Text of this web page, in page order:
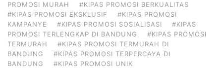
PROMOSI MURAH
#KIPAS PROMOSI BERKUALITAS
#KIPAS PROMOSI EKSKLUSIF
#KIPAS PROMOSI
KAMPANYE
#KIPAS PROMOSI SOSIALISASI
#KIPAS
PROMOSI TERLENGKAP DI BANDUNG
#KIPAS PROMOSI
TERMURAH
#KIPAS PROMOSI TERMURAH DI
BANDUNG
#KIPAS PROMOSI TERPERCAYA DI
BANDUNG
#KIPAS PROMOSI UNIK